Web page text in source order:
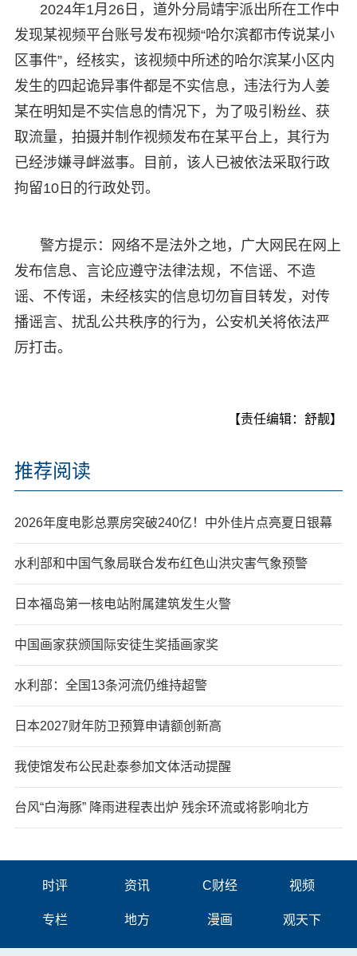
2024年1月26日，道外分局靖宇派出所在工作中
发现某视频平台账号发布视频“哈尔滨都市传说某小
区事件”，经核实，该视频中所述的哈尔滨某小区内
发生的四起诡异事件都是不实信息，违法行为人姜
某在明知是不实信息的情况下，为了吸引粉丝、获
取流量，拍摄并制作视频发布在某平台上，其行为
已经涉嫌寻衅滋事。目前，该人已被依法采取行政
拘留10日的行政处罚。
警方提示：网络不是法外之地，广大网民在网上
发布信息、言论应遵守法律法规，不信谣、不造
谣、不传谣，未经核实的信息切勿盲目转发，对传
播谣言、扰乱公共秩序的行为，公安机关将依法严
厉打击。
【责任编辑：舒靓】
推荐阅读
2026年度电影总票房突破240亿！中外佳片点亮夏日银幕
水利部和中国气象局联合发布红色山洪灾害气象预警
日本福岛第一核电站附属建筑发生火警
中国画家获颁国际安徒生奖插画家奖
水利部：全国13条河流仍维持超警
日本2027财年防卫预算申请额创新高
我使馆发布公民赴泰参加文体活动提醒
台风“白海豚” 降雨进程表出炉 残余环流或将影响北方
时评 资讯 C财经 视频
专栏 地方 漫画 观天下